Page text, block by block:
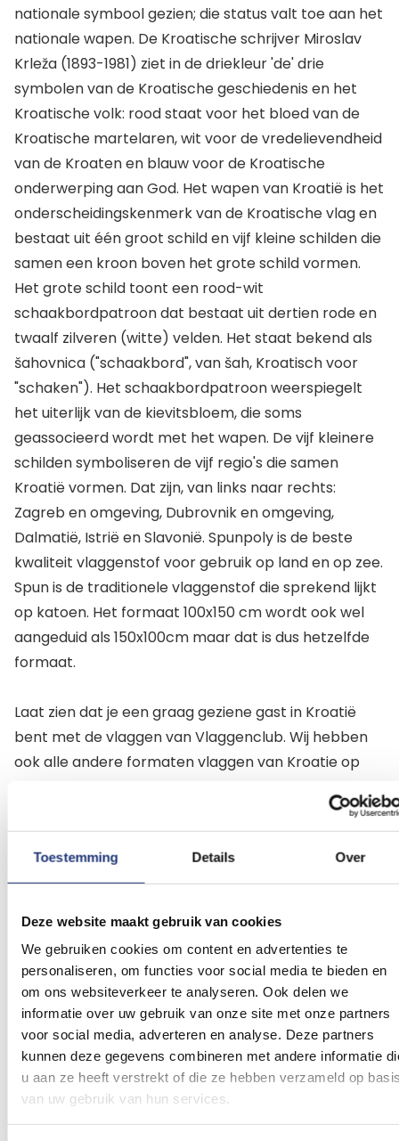
Toestemming Details Over
Deze website maakt gebruik van cookies
We gebruiken cookies om content en advertenties te
personaliseren, om functies voor social media te bieden en
om ons websiteverkeer te analyseren. Ook delen we
informatie over uw gebruik van onze site met onze partners
voor social media, adverteren en analyse. Deze partners
kunnen deze gegevens combineren met andere informatie
u aan ze heeft verstrekt of die ze hebben verzameld op
van uw gebruik van hun services.
nationale symbool gezien; die status valt toe aan het
nationale wapen. De Kroatische schrijver Miroslav
Krleža (1893-1981) ziet in de driekleur 'de' drie
symbolen van de Kroatische geschiedenis en het
Kroatische volk: rood staat voor het bloed van de
Kroatische martelaren, wit voor de vredelievendheid
van de Kroaten en blauw voor de Kroatische
onderwerping aan God. Het wapen van Kroatië is het
onderscheidingskenmerk van de Kroatische vlag en
bestaat uit één groot schild en vijf kleine schilden die
samen een kroon boven het grote schild vormen.
Het grote schild toont een rood-wit
schaakbordpatroon dat bestaat uit dertien rode en
twaalf zilveren (witte) velden. Het staat bekend als
šahovnica ("schaakbord", van šah, Kroatisch voor
"schaken"). Het schaakbordpatroon weerspiegelt
het uiterlijk van de kievitsbloem, die soms
geassocieerd wordt met het wapen. De vijf kleinere
schilden symboliseren de vijf regio's die samen
Kroatië vormen. Dat zijn, van links naar rechts:
Zagreb en omgeving, Dubrovnik en omgeving,
Dalmatië, Istrië en Slavonië. Spunpoly is de beste
kwaliteit vlaggenstof voor gebruik op land en op zee.
Spun is de traditionele vlaggenstof die sprekend lijkt
op katoen. Het formaat 100x150 cm wordt ook wel
aangeduid als 150x100cm maar dat is dus hetzelfde
formaat.
Laat zien dat je een graag geziene gast in Kroatië
bent met de vlaggen van Vlaggenclub. Wij hebben
ook alle andere formaten vlaggen van Kroatie op
besteld dezelfde dag nog verzonden. Doorgaans de
volgende werkdag uw Kroatische vlaggen in huis.
Beoordelingen
Dit artikel heeft nog geen beoordelingen.
Schrijf een beoordeling
Gerelateerde producten
Voeg
Voeg